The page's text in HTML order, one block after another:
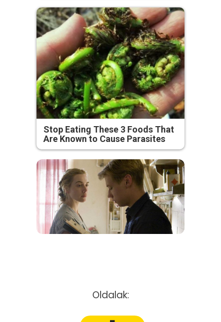
Stop Eating These 3 Foods That
Are Known to Cause Parasites
Oldalak: